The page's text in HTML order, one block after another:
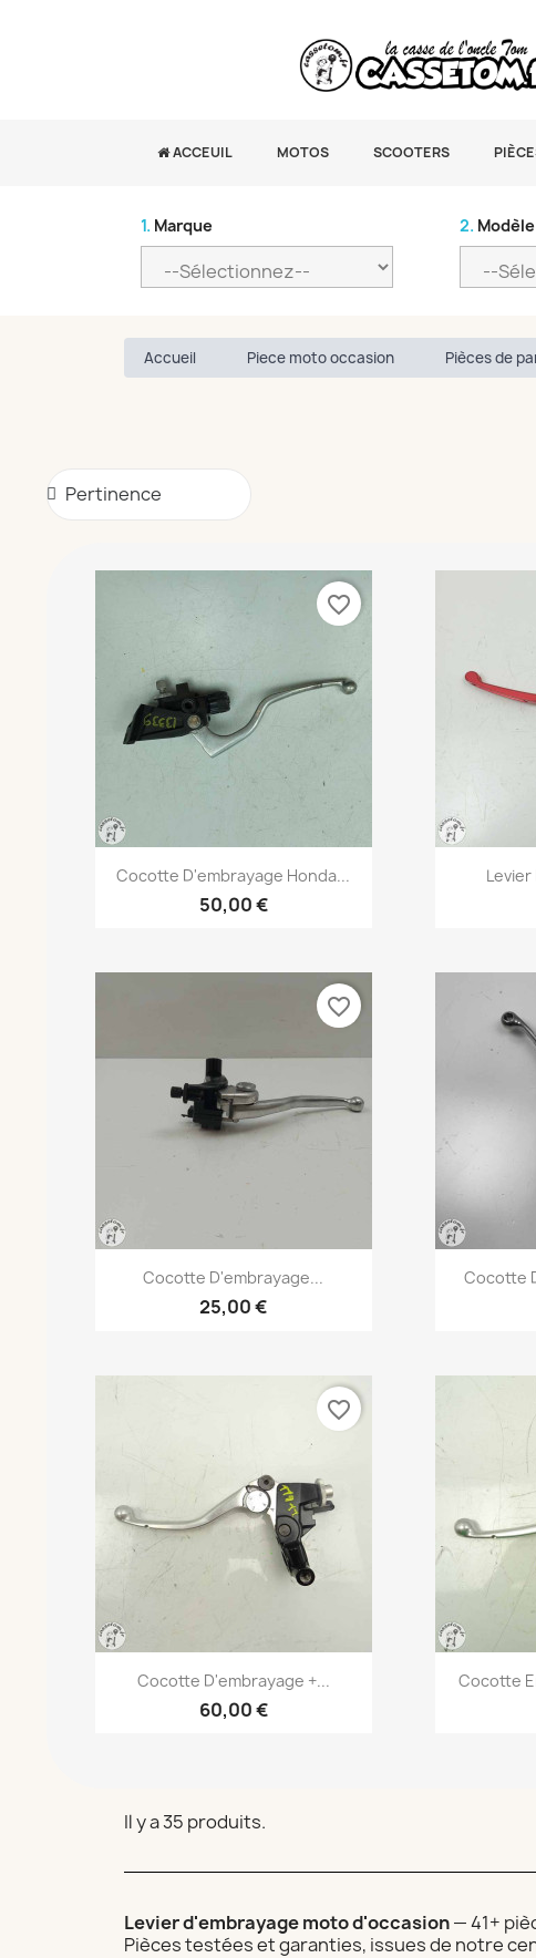
ACCEUIL MOTOS SCOOTERS
1. Marque 2. Modèle
Accueil Piece moto occasion Pièces de
Aperçu rapide
Cocotte D'embrayage Honda...
50,00 €
favorite_border

Levier
Aperçu rapide
Cocotte D'embrayage...
25,00 €
favorite_border

Cocotte
Aperçu rapide
Cocotte D'embrayage +...
60,00 €
favorite_border

Cocotte
Il y a 35 produits.
Levier d'embrayage moto d'occasion— 41+
Pièces testées et garanties, issues de notre